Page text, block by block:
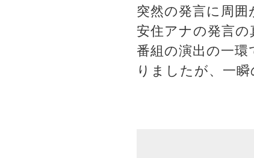
突然の発言に周囲
安住アナの発言
番組の演出の一
りましたが、一